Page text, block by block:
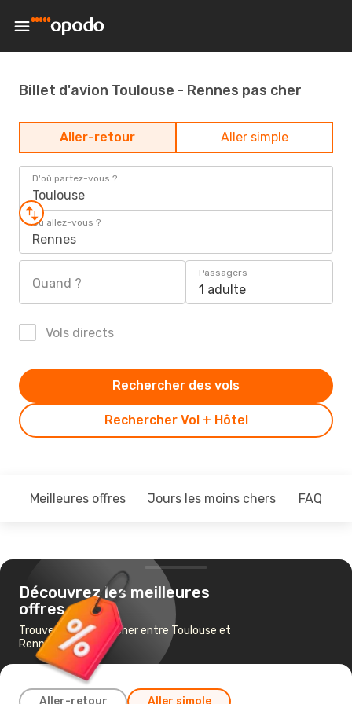
Billet d'avion Toulouse - Rennes pas cher
Aller-retour Aller simple
D'où partez-vous ?
Toulouse
Où allez-vous ?
Rennes
Quand ?
Passagers
1 adulte
Vols directs
Rechercher Vol + Hôtel
Rechercher des vols
Meilleures offres Jours les moins chers FAQ
Découvrez les meilleures
offres
Trouvez un vol pas cher entre Toulouse et
Rennes
Aller-retour Aller simple